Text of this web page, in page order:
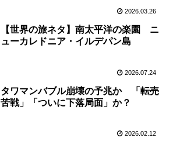
2026.03.26
【世界の旅ネタ】南太平洋の楽園 ニ
ューカレドニア・イルデパン島
2026.07.24
タワマンバブル崩壊の予兆か 「転売
苦戦」「ついに下落局面」か？
2026.02.12